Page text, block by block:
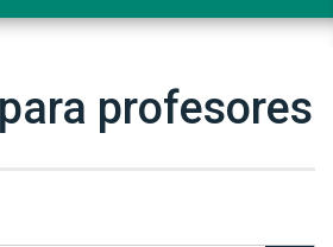
profesores